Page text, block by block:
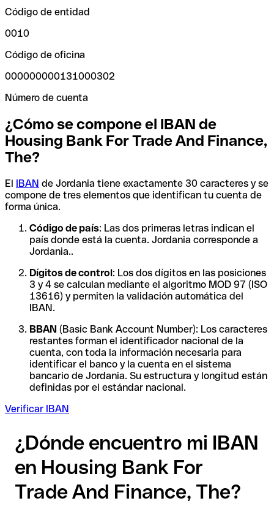
Código de entidad
0010
Código de oficina
000000000131000302
Número de cuenta
¿Cómo se compone el IBAN de
Housing Bank For Trade And Finance,
The?
El IBAN de Jordania tiene exactamente 30 caracteres y se
compone de tres elementos que identifican tu cuenta de
forma única.
Código de país: Las dos primeras letras indican el
país donde está la cuenta. Jordania corresponde a
Jordania..
Dígitos de control: Los dos dígitos en las posiciones
3 y 4 se calculan mediante el algoritmo MOD 97 (ISO
13616) y permiten la validación automática del
IBAN.
BBAN (Basic Bank Account Number): Los caracteres
restantes forman el identificador nacional de la
cuenta, con toda la información necesaria para
identificar el banco y la cuenta en el sistema
bancario de Jordania. Su estructura y longitud están
definidas por el estándar nacional.
Verificar IBAN
¿Dónde encuentro mi IBAN
en Housing Bank For
Trade And Finance, The?